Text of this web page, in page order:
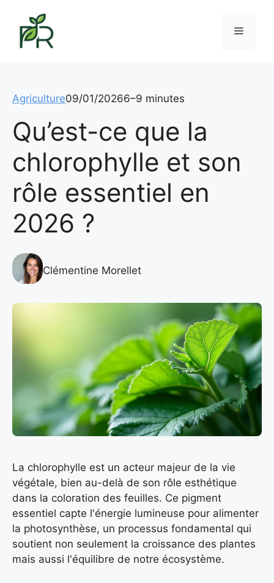
contenu
Menu
Agriculture09/01/20266–9 minutes
Qu’est-ce que la
chlorophylle et son
rôle essentiel en
2026 ?
Clémentine Morellet
La chlorophylle est un acteur majeur de la vie
végétale, bien au-delà de son rôle esthétique
dans la coloration des feuilles. Ce pigment
essentiel capte l'énergie lumineuse pour alimenter
la photosynthèse, un processus fondamental qui
soutient non seulement la croissance des plantes
mais aussi l'équilibre de notre écosystème.